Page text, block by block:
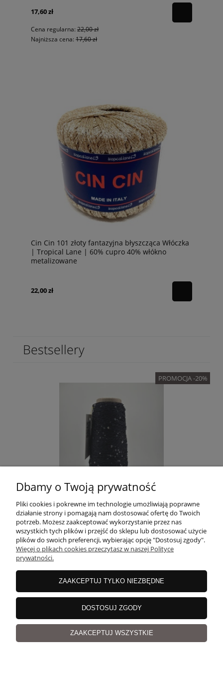
17,60 zł
Cena regularna: 22,00 zł
Najniższa cena: 17,60 zł
Cin Cin 101 złoty fantazyjna błyszcząca Włóczka
| Tropical Lane | 60% cupro 40% włókno
metalizowane
22,00 zł
Bestsellery
PROMOCJA -20%
Pearl Dark Navy, len i jedwab z cekinami, włóczka
Magicloop
64,66 zł
Cena regularna:80,83 zł
Najniższa cena:
Nowości
Dbamy o Twoją prywatność
Pliki cookies i pokrewne im technologie umożliwiają poprawne
działanie strony i pomagają nam dostosować ofertę do Twoich
potrzeb. Możesz zaakceptować wykorzystanie przez nas
wszystkich tych plików i przejść do sklepu lub dostosować użycie
plików do swoich preferencji, wybierając opcję "Dostosuj zgody".
Więcej o plikach cookies przeczytasz w naszej Polityce
prywatności.
ZAAKCEPTUJ TYLKO NIEZBĘDNE
DOSTOSUJ ZGODY
ZAAKCEPTUJ WSZYSTKIE